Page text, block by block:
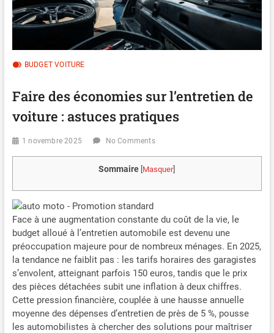
BUDGET VOITURE
Faire des économies sur l’entretien de
voiture : astuces pratiques
1 novembre 2025 No Comments
Sommaire [Masquer]
Face à une augmentation constante du coût de la vie, le
budget alloué à l’entretien automobile est devenu une
préoccupation majeure pour de nombreux ménages. En 2025,
la tendance ne faiblit pas : les tarifs horaires des garagistes
s’envolent, atteignant parfois 150 euros, tandis que le prix
des pièces détachées subit une inflation à deux chiffres.
Cette pression financière, couplée à une hausse annuelle
moyenne des dépenses d’entretien de près de 5 %, pousse
les automobilistes à chercher des solutions pour maîtriser